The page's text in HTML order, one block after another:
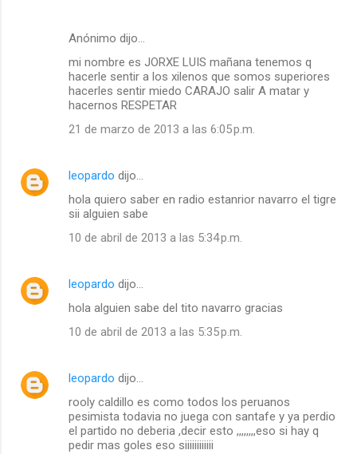
Anónimo dijo…
mi nombre es JORXE LUIS mañana tenemos q
hacerle sentir a los xilenos que somos superiores
hacerles sentir miedo CARAJO salir A matar y
hacernos RESPETAR
21 de marzo de 2013 a las 6:05 p.m.
leopardo dijo…
hola quiero saber en radio estanrior navarro el tigre
sii alguien sabe
10 de abril de 2013 a las 5:34 p.m.
leopardo dijo…
hola alguien sabe del tito navarro gracias
10 de abril de 2013 a las 5:35 p.m.
leopardo dijo…
rooly caldillo es como todos los peruanos
pesimista todavia no juega con santafe y ya perdio
el partido no deberia ,decir esto ,,,,,,,,eso si hay q
pedir mas goles eso siiiiiiiiiiii